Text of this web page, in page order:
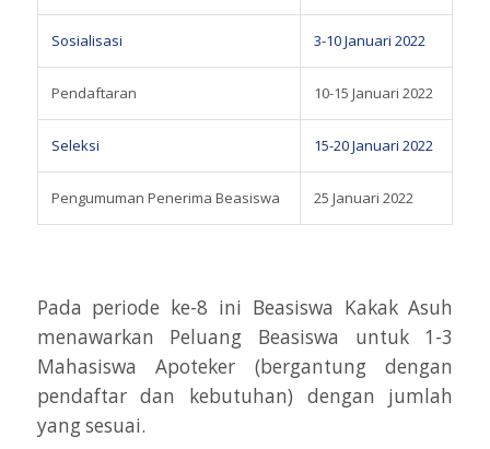
Sosialisasi 3-10 Januari 2022
Pendaftaran 10-15 Januari 2022
Seleksi 15-20 Januari 2022
Pengumuman Penerima Beasiswa 25 Januari 2022
Pada periode ke-8 ini Beasiswa Kakak Asuh
menawarkan Peluang Beasiswa untuk 1-3
Mahasiswa Apoteker (bergantung dengan
pendaftar dan kebutuhan) dengan jumlah
yang sesuai.